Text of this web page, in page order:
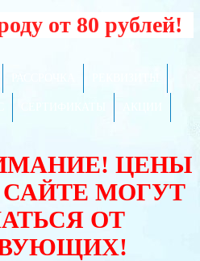
от 80 рублей!
ЦЕНЫ
МОГУТ
ОТ